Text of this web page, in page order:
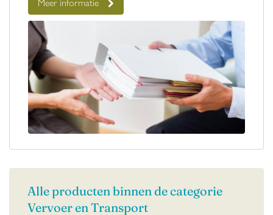
Alle producten binnen de categorie
Vervoer en Transport